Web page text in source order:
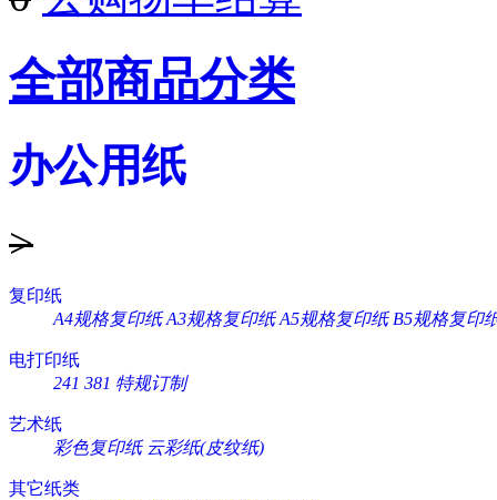
全部商品分类
办公用纸
>
复印纸
A4规格复印纸 A3规格复印纸 A5规格复印纸 B5规格复印
电打印纸
241 381 特规订制
艺术纸
彩色复印纸 云彩纸(皮纹纸)
其它纸类